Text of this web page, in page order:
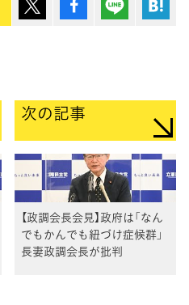
次の記事
【政調会長会見】政府は「なん
でもかんでも紐づけ症候群」
長妻政調会長が批判